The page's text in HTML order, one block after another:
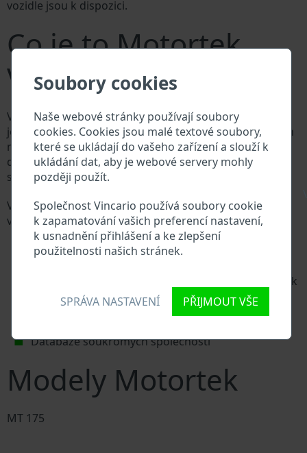
Soubory cookies
Naše webové stránky používají soubory
cookies. Cookies jsou malé textové soubory,
které se ukládají do vašeho zařízení a slouží k
ukládání dat, aby je webové servery mohly
později použít.
Společnost Vincario používá soubory cookie
k zapamatování vašich preferencí nastavení,
k usnadnění přihlášení a ke zlepšení
použitelnosti našich stránek.
SPRÁVA NASTAVENÍ PŘIJMOUT VŠE
vozidle jsou k dispozici.
Co je to Motortek
VIN?
Výrobce vozů Motortek přiděluje každému vozidlu
jedinečné identifikační číslo zvané Vehicle Identification
number (VIN). VIN se skládá ze znaků a čísel o celkové
délce 17 znaků, do kterých ze zakódovaná základní
specifikaci vozidla.
Všechny databáze v automobilovém průmyslu
vyhledávají prostřednictvím VIN:
Databáze výrobce Motortek
Databáze dovozců/vývozců Motortek
Dodavatelé náhradních dílů a autoservisy Motortek
Národní registr vozidel
Databáze soukromých společností
Modely Motortek
MT 175